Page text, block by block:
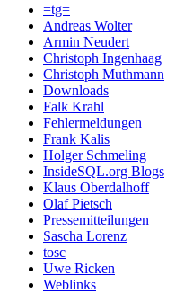
=tg=
Andreas Wolter
Armin Neudert
Christoph Ingenhaag
Christoph Muthmann
Downloads
Falk Krahl
Fehlermeldungen
Frank Kalis
Holger Schmeling
InsideSQL.org Blogs
Klaus Oberdalhoff
Olaf Pietsch
Pressemitteilungen
Sascha Lorenz
tosc
Uwe Ricken
Weblinks